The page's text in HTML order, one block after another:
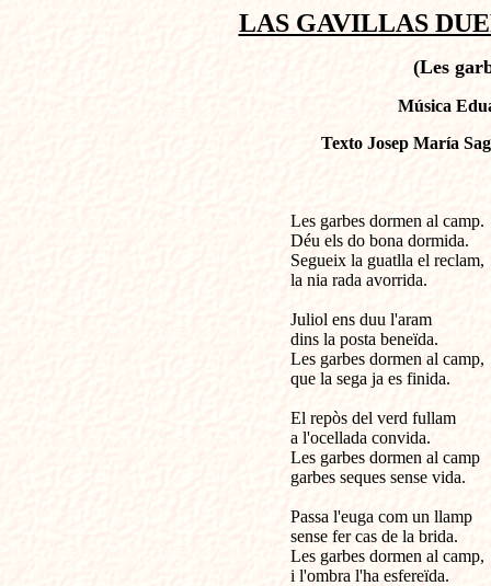
LAS GAVILLAS
(Les
Música
Texto Josep María
Les garbes dormen al camp.
Déu els do bona dormida.
Segueix la guatlla el reclam,
la nia rada avorrida.
Juliol ens duu l'aram
dins la posta beneïda.
Les garbes dormen al
que la sega ja es finida.
El repòs del verd fullam
a l'ocellada convida.
Les garbes dormen al camp
garbes seques sense vida.
Passa l'euga com un llamp
sense fer cas de la brida.
Les garbes dormen al camp,
i l'ombra l'ha esfereïda.